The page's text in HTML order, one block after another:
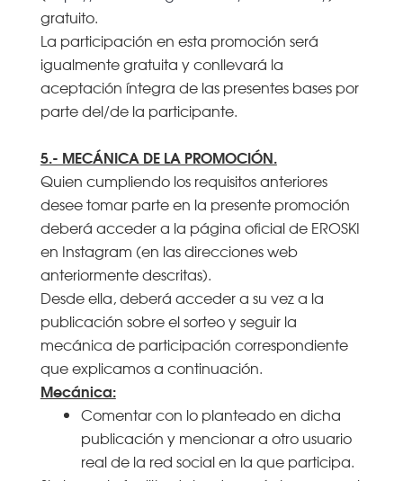
gratuito.
La participación en esta promoción será
igualmente gratuita y conllevará la
aceptación íntegra de las presentes bases por
parte del/de la participante.
5.- MECÁNICA DE LA PROMOCIÓN.
Quien cumpliendo los requisitos anteriores
desee tomar parte en la presente promoción
deberá acceder a la página oficial de EROSKI
en Instagram (en las direcciones web
anteriormente descritas).
Desde ella, deberá acceder a su vez a la
publicación sobre el sorteo y seguir la
mecánica de participación correspondiente
que explicamos a continuación.
Mecánica:
Comentar con lo planteado en dicha
publicación y mencionar a otro usuario
real de la red social en la que participa.